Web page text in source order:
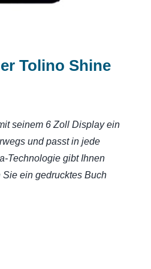
Tolino Shine
seinem 6 Zoll Display ein
und passt in jede
Technologie gibt Ihnen
ein gedrucktes Buch